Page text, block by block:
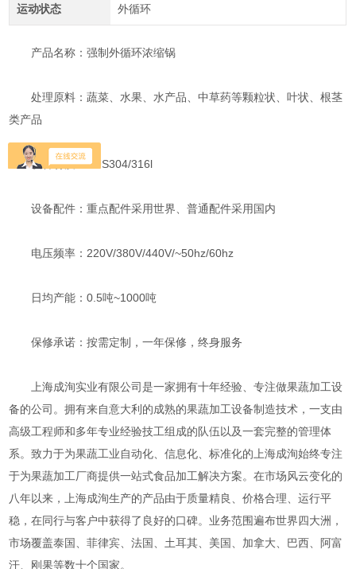
运动状态 外循环
产品名称：强制外循环浓缩锅
处理原料：蔬菜、水果、水产品、中草药等颗粒状、叶状、根茎
类产品
设备材质：SUS304/316l
设备配件：重点配件采用世界、普通配件采用国内
电压频率：220V/380V/440V/~50hz/60hz
日均产能：0.5吨~1000吨
保修承诺：按需定制，一年保修，终身服务
上海成洵实业有限公司是一家拥有十年经验、专注做果蔬加工设
备的公司。拥有来自意大利的成熟的果蔬加工设备制造技术，一支由
高级工程师和多年专业经验技工组成的队伍以及一套完整的管理体
系。致力于为果蔬工业自动化、信息化、标准化的上海成洵始终专注
于为果蔬加工厂商提供一站式食品加工解决方案。在市场风云变化的
八年以来，上海成洵生产的产品由于质量精良、价格合理、运行平
稳，在同行与客户中获得了良好的口碑。业务范围遍布世界四大洲，
市场覆盖泰国、菲律宾、法国、土耳其、美国、加拿大、巴西、阿富
汗、刚果等数十个国家。